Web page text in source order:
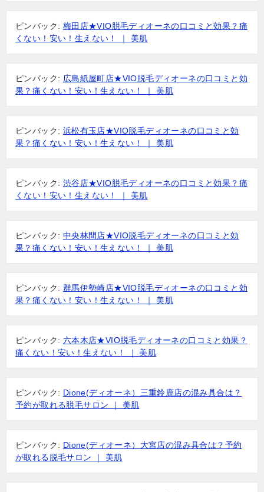
ピンバック: 梅田店★VIO脱毛ディオーネの口コミと効果？痛
くない！安い！生えない！ ｜ 美肌
ピンバック: 広島紙屋町店★VIO脱毛ディオーネの口コミと効
果？痛くない！安い！生えない！ ｜ 美肌
ピンバック: 浜松有玉店★VIO脱毛ディオーネの口コミと効
果？痛くない！安い！生えない！ ｜ 美肌
ピンバック: 渋谷店★VIO脱毛ディオーネの口コミと効果？痛
くない！安い！生えない！ ｜ 美肌
ピンバック: 中央林間店★VIO脱毛ディオーネの口コミと効
果？痛くない！安い！生えない！ ｜ 美肌
ピンバック: 群馬伊勢崎店★VIO脱毛ディオーネの口コミと効
果？痛くない！安い！生えない！ ｜ 美肌
ピンバック: 六本木店★VIO脱毛ディオーネの口コミと効果？
痛くない！安い！生えない！ ｜ 美肌
ピンバック: Dione(ディオーネ）三重鈴鹿店の混み具合は？
予約が取れる脱毛サロン ｜ 美肌
ピンバック: Dione(ディオーネ）大宮店の混み具合は？予約
が取れる脱毛サロン ｜ 美肌